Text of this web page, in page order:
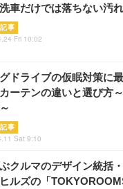
車だけでは落ちない汚
事
Fri 10:02
ドライブの仮眠対策に
カーテンの違いと選び方
事
Sat 9:10
クルマのデザイン統括
ルズの「